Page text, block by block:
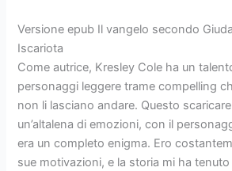
Versione epub Il vangelo secondo
Iscariota
Come autrice, Kresley Cole ha un
personaggi leggere trame compelling
non li lasciano andare. Questo
un’altalena di emozioni, con il
era un completo enigma. Ero
sue motivazioni, e la storia mi ha